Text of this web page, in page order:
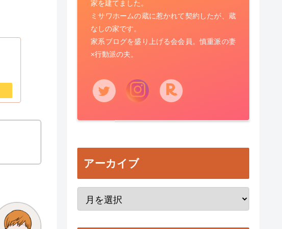
家を建てました。
ミサワホームの蔵に惹かれて契約したが、蔵
なしの家です。
家系ブログを盛り上げる会会員。慎重派の妻
×行動派の夫。
アーカイブ